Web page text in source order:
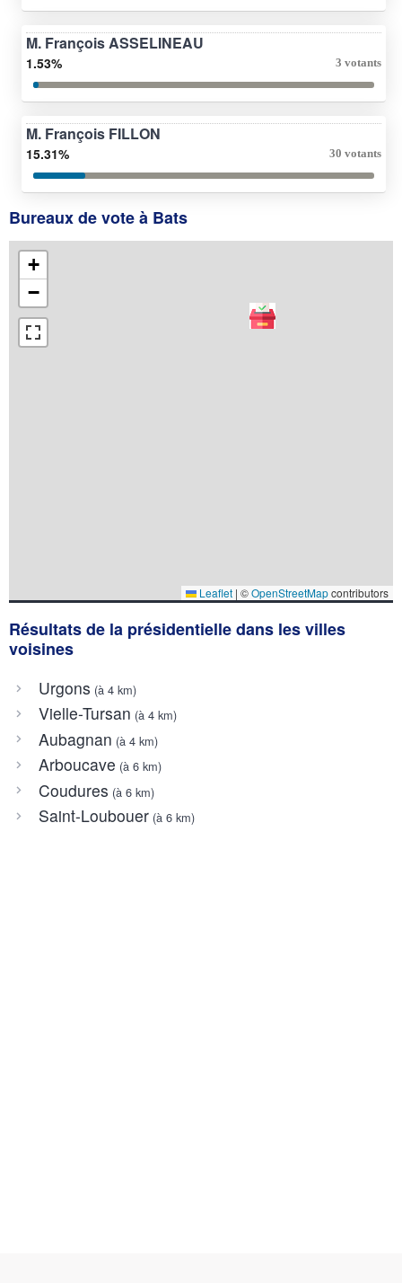
M. François ASSELINEAU
1.53% 3 votants
M. François FILLON
15.31% 30 votants
Bureaux de vote à Bats
+
−
Leaflet | ©OpenStreetMapcontributors
Résultats de la présidentielle dans les villes
voisines
Urgons (à 4 km)
Vielle-Tursan (à 4 km)
Aubagnan (à 4 km)
Arboucave (à 6 km)
Coudures (à 6 km)
Saint-Loubouer(à 6 km)